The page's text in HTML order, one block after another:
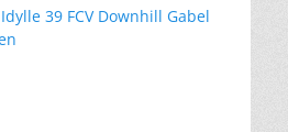
39 FCV Downhill Gabel